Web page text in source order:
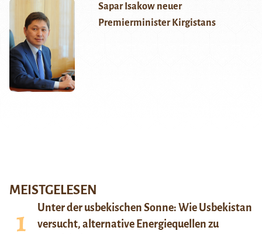
Sapar Isakow neuer
Premierminister Kirgistans
MEISTGELESEN
Unter der usbekischen Sonne: Wie Usbekistan
versucht, alternative Energiequellen zu